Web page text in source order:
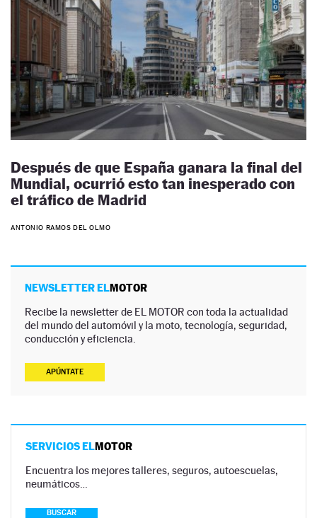
Después de que España ganara la final del
Mundial, ocurrió esto tan inesperado con
el tráfico de Madrid
ANTONIO RAMOS DEL OLMO
NEWSLETTER ELMOTOR
Recibe la newsletter de EL MOTOR con toda la actualidad
del mundo del automóvil y la moto, tecnología, seguridad,
conducción y eficiencia.
APÚNTATE
SERVICIOS ELMOTOR
Encuentra los mejores talleres, seguros, autoescuelas,
neumáticos…
BUSCAR